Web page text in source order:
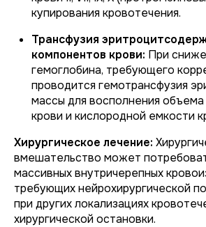
купирования кровотечения.
Трансфузия
компонентов крови: При
гемоглобина, требующего
проводится гемотрансфузия
массы для восполнения
крови и кислородной емкости
Хирургическое лечение:
вмешательство может
массивных внутричерепных
требующих нейрохирургической
при других локализациях
хирургической остановки.